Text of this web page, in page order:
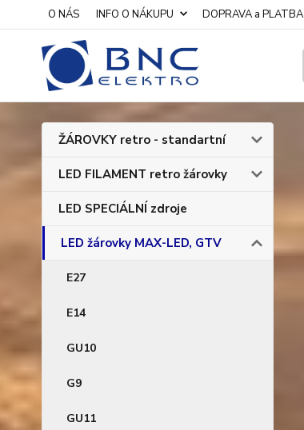
O NÁS INFO O NÁKUPU DOPRAVA a PLATBA
ŽÁROVKY retro - standartní
LED FILAMENT retro žárovky
LED SPECIÁLNÍ zdroje
LED žárovky MAX-LED, GTV
E27
E14
GU10
G9
GU11